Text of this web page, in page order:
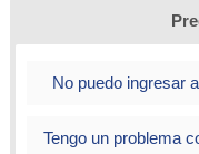
No puedo ingresar
Tengo un problema